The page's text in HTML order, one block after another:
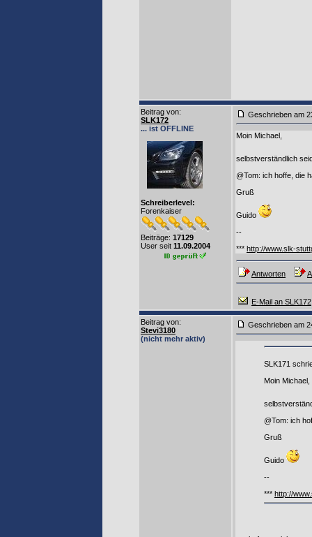
Beitrag von:
SLK172
... ist OFFLINE
Schreiberlevel:
Forenkaiser
Beiträge: 17129
User seit 11.09.2004
Geschrieben
Moin Michael,
selbstverständlich
@Tom: ich hoffe, die
Gruß
Guido
--
*** http://www.slk-
Antworten
E-Mail an SLK172
Beitrag von:
Stevi3180
(nicht mehr aktiv)
Geschrieben
SLK171
Moin Michael,
@Tom: ich
Gruß
Guido
--
*** http://